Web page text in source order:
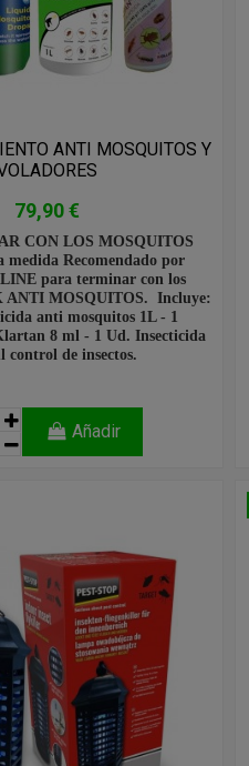
ANTI MOSQUITOS Y
79,90 €
CON LOS MOSQUITOS
medida Recomendado por
para terminar con los
ANTI MOSQUITOS. Incluye:
anti mosquitos 1L - 1
8 ml - 1 Ud. Insecticida
control de insectos.
Añadir